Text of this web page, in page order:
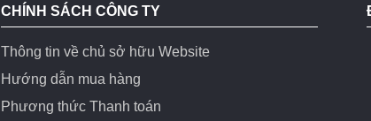
CHÍNH SÁCH CÔNG TY
Thông tin về chủ sở hữu Website
Hướng dẫn mua hàng
Phương thức Thanh toán